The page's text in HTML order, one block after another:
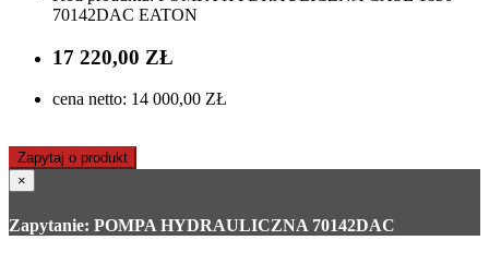
70142DAC EATON
17 220,00 ZŁ
cena netto: 14 000,00 ZŁ
Zapytaj o produkt
×
Zapytanie: POMPA HYDRAULICZNA 70142DAC